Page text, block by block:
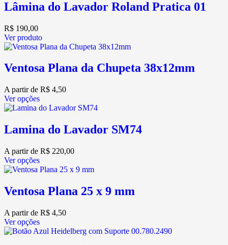
Lâmina do Lavador Roland Pratica 01
R$ 190,00
Ver produto
Ventosa Plana da Chupeta 38x12mm
A partir de R$ 4,50
Ver opções
Lamina do Lavador SM74
A partir de R$ 220,00
Ver opções
Ventosa Plana 25 x 9 mm
A partir de R$ 4,50
Ver opções